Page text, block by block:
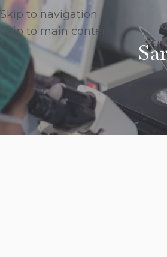
Skip to navigation
Skip to main content